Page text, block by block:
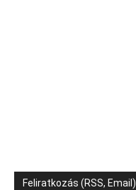
Feliratkozás (RSS, Email)